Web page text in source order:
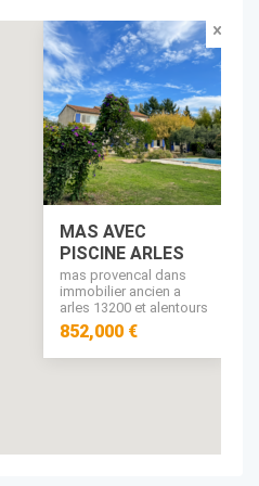
MAS AVEC
PISCINE ARLES
mas provencal dans
immobilier ancien a
arles 13200 et alentours
852,000 €